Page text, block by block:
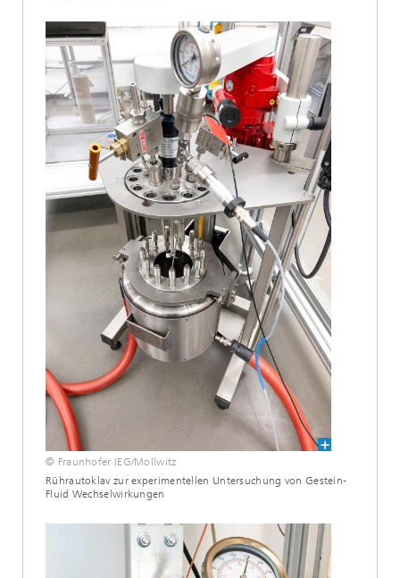
© Fraunhofer IEG/Mollwitz
Rührautoklav zur experimentellen Untersuchung von Gestein-
Fluid Wechselwirkungen